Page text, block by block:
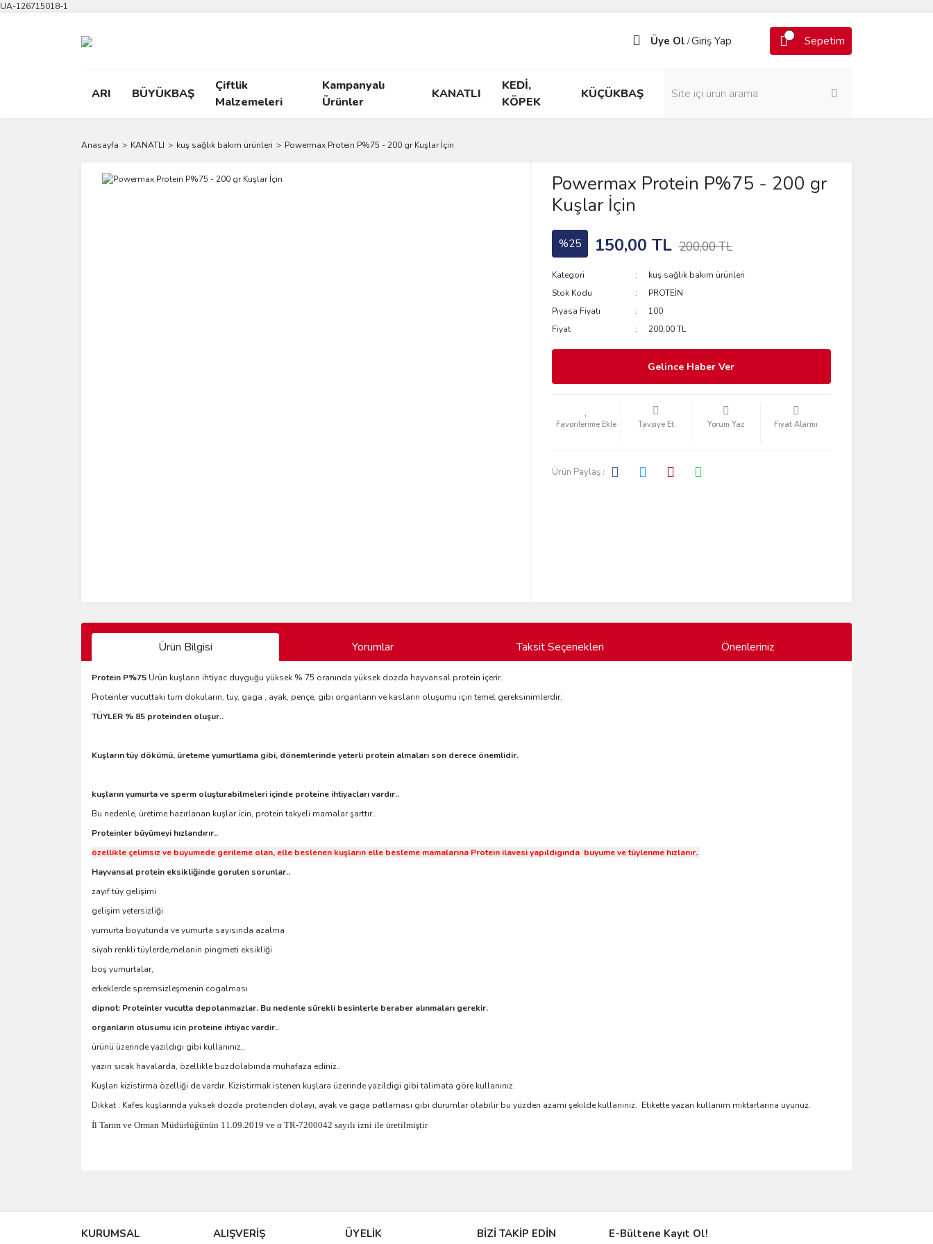
UA-126715018-1
Üye Ol /Giriş Yap Sepetim
ARI BÜYÜKBAŞ
Çiftlik
Malzemeleri
Kampanyalı
Ürünler
KANATLI
KEDİ,
KÖPEK
KÜÇÜKBAŞ
Anasayfa KANATLI kuş sağlık bakım ürünleri Powermax Protein P%75 - 200 gr Kuşlar İçin
Powermax Protein P%75 - 200 gr
Kuşlar İçin
%25 150,00 TL 200,00 TL
Kategori
kuş sağlık bakım ürünleri
Stok Kodu
PROTEİN
Piyasa Fiyatı
100
Fiyat
200,00 TL
Gelince Haber Ver
Tavsiye Et Yorum Yaz Fiyat Alarmı
Ürün Paylaş :
Ürün Bilgisi Yorumlar Taksit Seçenekleri Önerileriniz
Protein P%75 Ürün kuşların ihtiyac duyguğu yüksek % 75 oranında yüksek dozda hayvansal protein içerir.
Proteinler vucuttaki tüm dokuların, tüy, gaga , ayak, pençe, gibi organların ve kasların oluşumu için temel gereksinimlerdir.
TÜYLER % 85 proteinden oluşur..
Kuşların tüy dökümü, üreteme yumurtlama gibi, dönemlerinde yeterli protein almaları son derece önemlidir.
kuşların yumurta ve sperm oluşturabilmeleri içinde proteine ihtiyacları vardır..
Bu nedenle, üretime hazırlanan kuşlar icin, protein takyeli mamalar şarttır..
Proteinler büyümeyi hızlandırır..
özellikle çelimsiz ve buyumede gerileme olan, elle beslenen kuşların elle besleme mamalarına Protein ilavesi yapıldıgında buyume ve tüylenme hızlanır..
Hayvansal protein eksikliğinde gorulen sorunlar..
zayıf tüy gelişimi
gelişim yetersizliği
yumurta boyutunda ve yumurta sayısında azalma
siyah renkli tüylerde,melanin pingmeti eksikliği
boş yumurtalar,
erkeklerde spremsizleşmenin cogalması
dipnot: Proteinler vucutta depolanmazlar. Bu nedenle sürekli besinlerle beraber alınmaları gerekir.
organların olusumu icin proteine ihtiyac vardir..
ürünü üzerinde yazıldıgı gibi kullanınız,,
yazın sıcak havalarda, özellikle buzdolabında muhafaza ediniz..
Kuşları kizistirma özelliği de vardır. Kizistirmak istenen kuşlara üzerinde yazildigi gibi talimata göre kullanınız.
Dikkat : Kafes kuşlarında yüksek dozda proteinden dolayı, ayak ve gaga patlaması gibi durumlar olabilir bu yüzden azami şekilde kullanınız. Etikette yazan kullanım miktarlarına uyunuz.
İl Tarım ve Orman Müdürlüğünün 11.09.2019 ve α TR-7200042 sayılı izni ile üretilmiştir
Ürün resmi kalitesiz, bozuk veya görüntülenemiyor.
KURUMSAL ALIŞVERİŞ ÜYELİK BİZİ TAKİP EDİN E-Bültene Kayıt Ol!